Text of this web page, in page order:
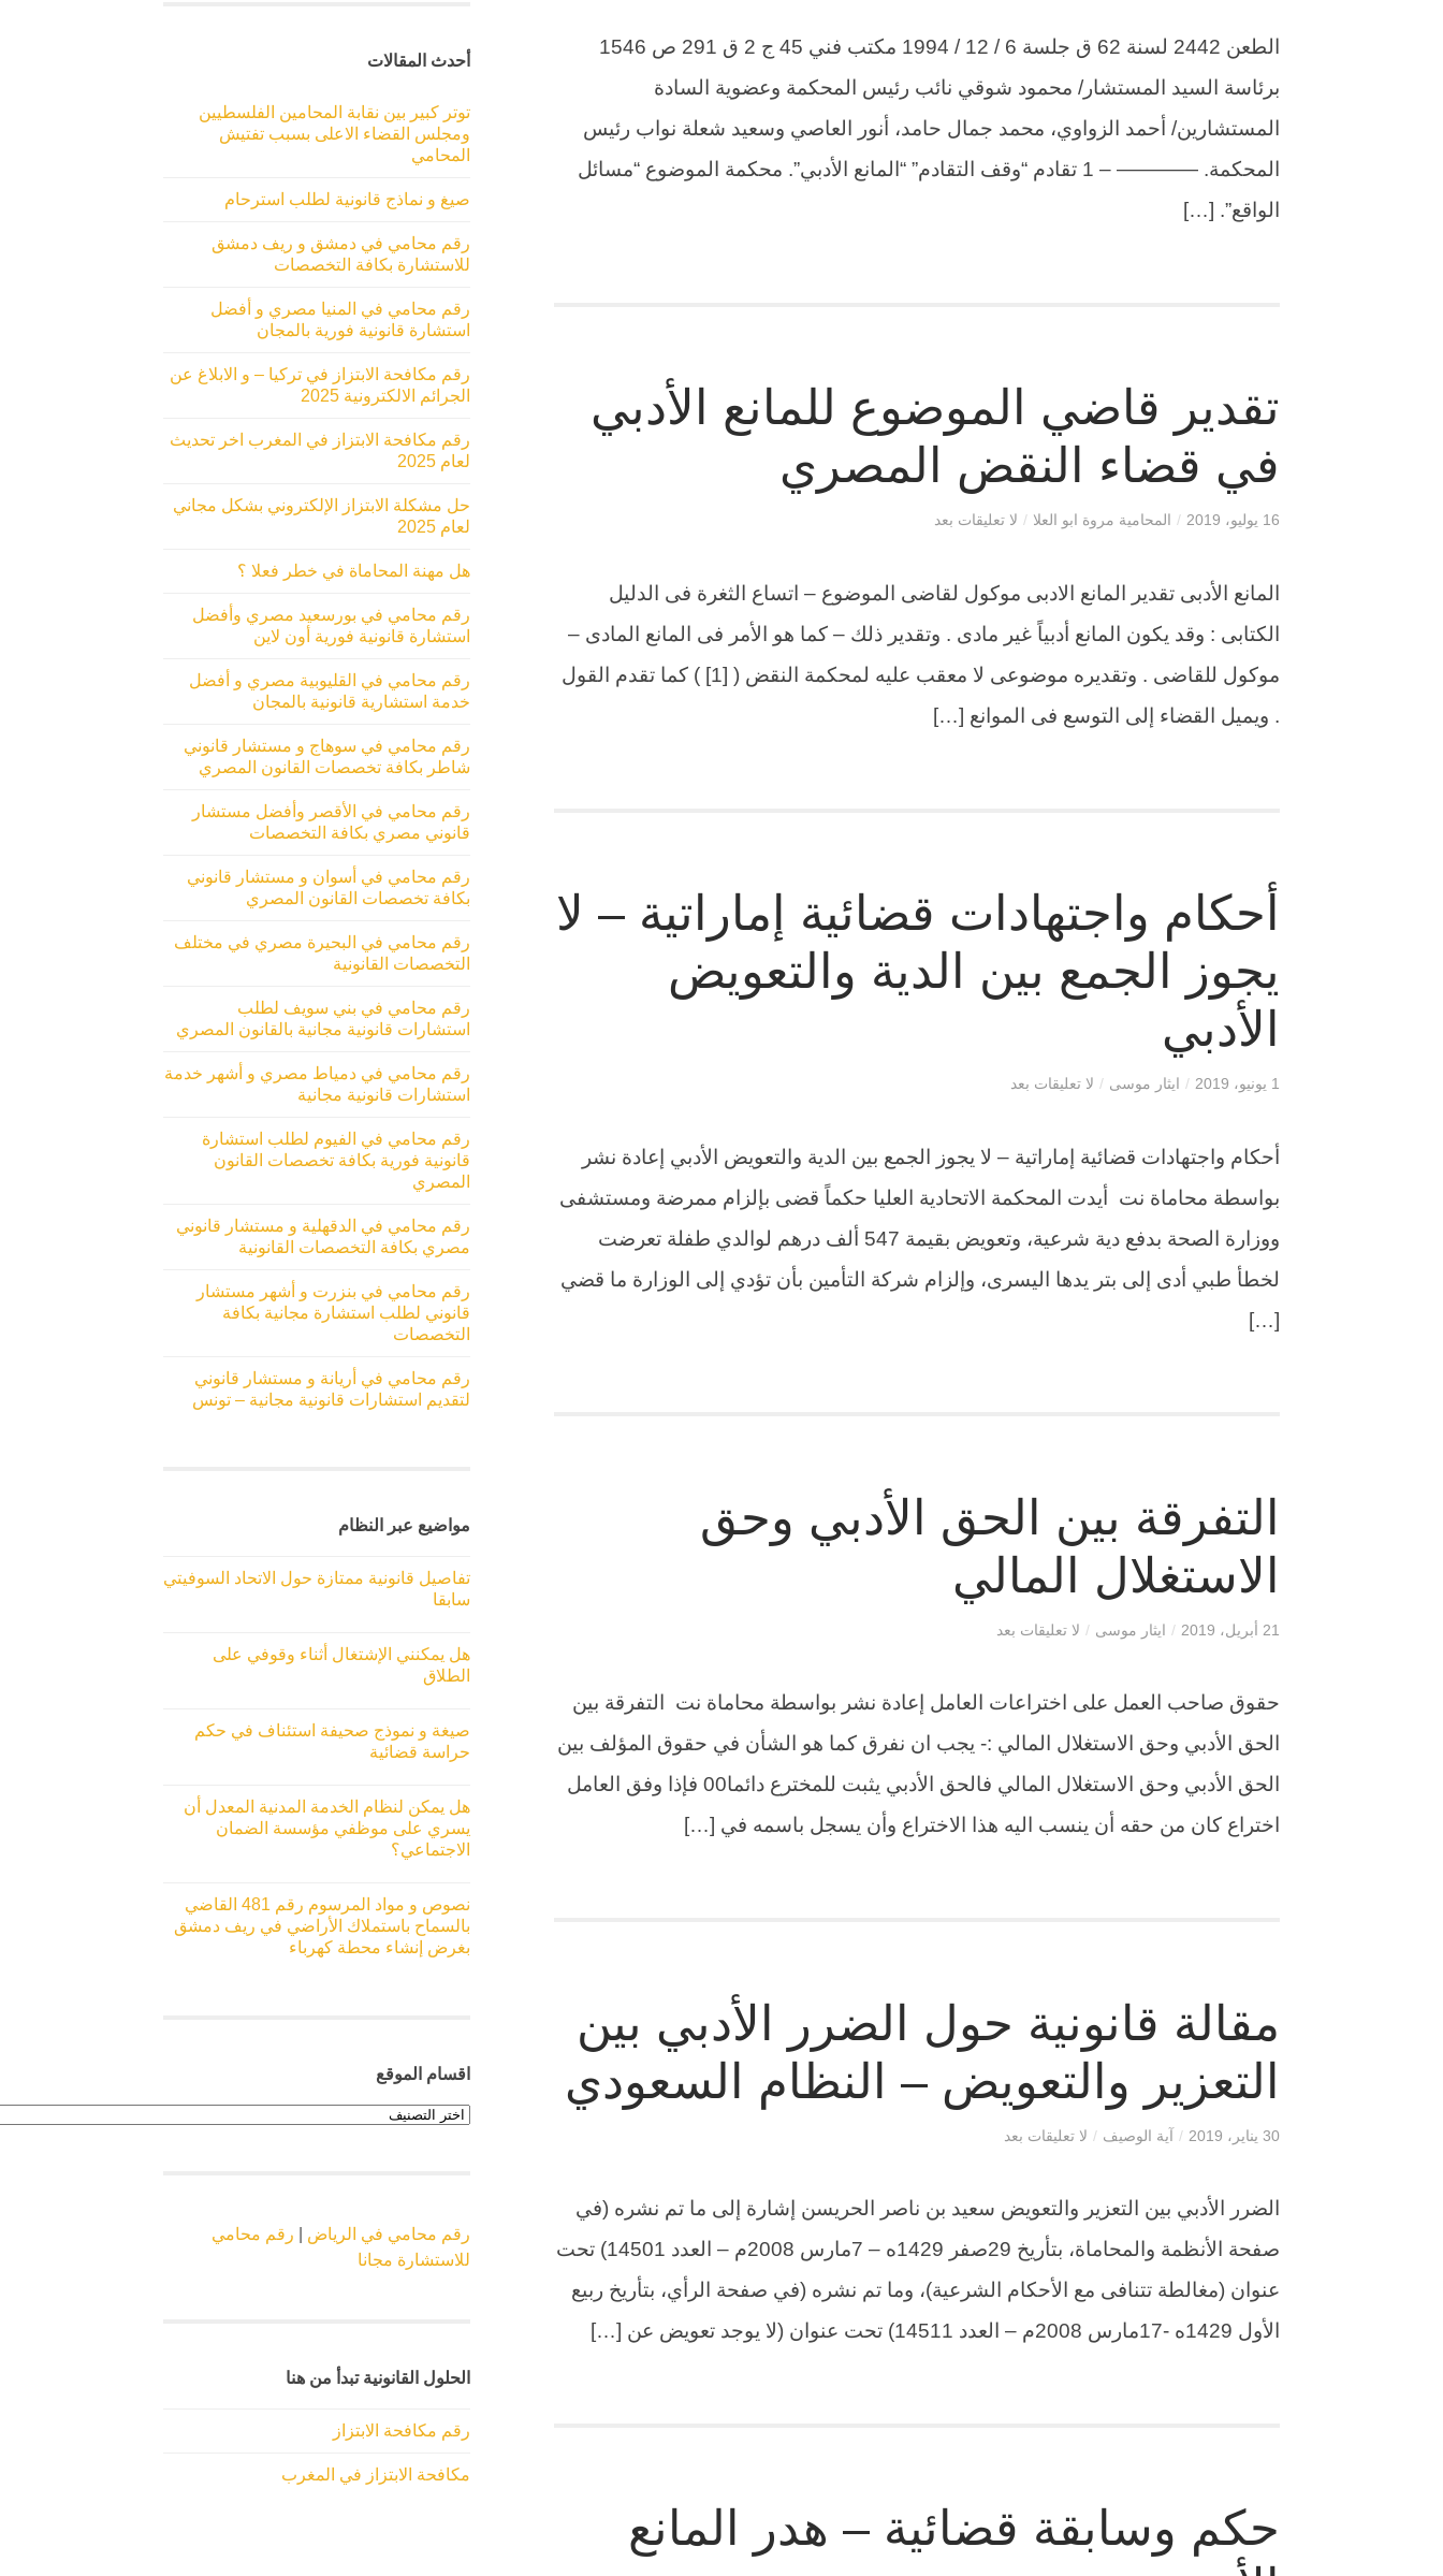
الطعن 2442 لسنة 62 ق جلسة 6 / 12 / 1994 مكتب فني 45 ج 2 ق 291 ص 1546
برئاسة السيد المستشار/ محمود شوقي نائب رئيس المحكمة وعضوية السادة
المستشارين/ أحمد الزواوي، محمد جمال حامد، أنور العاصي وسعيد شعلة نواب رئيس
المحكمة. ———— – 1 تقادم “وقف التقادم” “المانع الأدبي”. محكمة الموضوع “مسائل
الواقع”. […]
تقدير قاضي الموضوع للمانع الأدبي
في قضاء النقض المصري
16 يوليو، 2019 / المحامية مروة ابو العلا / لا تعليقات بعد
المانع الأدبى تقدير المانع الادبى موكول لقاضى الموضوع – اتساع الثغرة فى الدليل
الكتابى : وقد يكون المانع أدبياً غير مادى . وتقدير ذلك – كما هو الأمر فى المانع المادى –
موكول للقاضى . وتقديره موضوعى لا معقب عليه لمحكمة النقض ( [1] ) كما تقدم القول
. ويميل القضاء إلى التوسع فى الموانع […]
أحكام واجتهادات قضائية إماراتية – لا
يجوز الجمع بين الدية والتعويض
الأدبي
1 يونيو، 2019 / ايثار موسى / لا تعليقات بعد
أحكام واجتهادات قضائية إماراتية – لا يجوز الجمع بين الدية والتعويض الأدبي إعادة نشر
بواسطة محاماة نت أيدت المحكمة الاتحادية العليا حكماً قضى بإلزام ممرضة ومستشفى
ووزارة الصحة بدفع دية شرعية، وتعويض بقيمة 547 ألف درهم لوالدي طفلة تعرضت
لخطأ طبي أدى إلى بتر يدها اليسرى، وإلزام شركة التأمين بأن تؤدي إلى الوزارة ما قضي
[…]
التفرقة بين الحق الأدبي وحق
الاستغلال المالي
21 أبريل، 2019 / ايثار موسى / لا تعليقات بعد
حقوق صاحب العمل على اختراعات العامل إعادة نشر بواسطة محاماة نت التفرقة بين
الحق الأدبي وحق الاستغلال المالي :- يجب ان نفرق كما هو الشأن في حقوق المؤلف بين
الحق الأدبي وحق الاستغلال المالي فالحق الأدبي يثبت للمخترع دائما00 فإذا وفق العامل
اختراع كان من حقه أن ينسب اليه هذا الاختراع وأن يسجل باسمه في […]
مقالة قانونية حول الضرر الأدبي بين
التعزير والتعويض – النظام السعودي
30 يناير، 2019 / آية الوصيف / لا تعليقات بعد
الضرر الأدبي بين التعزير والتعويض سعيد بن ناصر الحريسن إشارة إلى ما تم نشره (في
صفحة الأنظمة والمحاماة، بتأريخ 29صفر 1429ه – 7مارس 2008م – العدد 14501) تحت
عنوان (مغالطة تتنافى مع الأحكام الشرعية)، وما تم نشره (في صفحة الرأي، بتأريخ ربيع
الأول 1429ه -17مارس 2008م – العدد 14511) تحت عنوان (لا يوجد تعويض عن […]
حكم وسابقة قضائية – هدر المانع
أحدث المقالات
توتر كبير بين نقابة المحامين الفلسطيين
ومجلس القضاء الاعلى بسبب تفتيش
المحامي
صيغ و نماذج قانونية لطلب استرحام
رقم محامي في دمشق و ريف دمشق
للاستشارة بكافة التخصصات
رقم محامي في المنيا مصري و أفضل
استشارة قانونية فورية بالمجان
رقم مكافحة الابتزاز في تركيا – و الابلاغ عن
الجرائم الالكترونية 2025
رقم مكافحة الابتزاز في المغرب اخر تحديث
لعام 2025
حل مشكلة الابتزاز الإلكتروني بشكل مجاني
لعام 2025
هل مهنة المحاماة في خطر فعلا ؟
رقم محامي في بورسعيد مصري وأفضل
استشارة قانونية فورية أون لاين
رقم محامي في القليوبية مصري و أفضل
خدمة استشارية قانونية بالمجان
رقم محامي في سوهاج و مستشار قانوني
شاطر بكافة تخصصات القانون المصري
رقم محامي في الأقصر وأفضل مستشار
قانوني مصري بكافة التخصصات
رقم محامي في أسوان و مستشار قانوني
بكافة تخصصات القانون المصري
رقم محامي في البحيرة مصري في مختلف
التخصصات القانونية
رقم محامي في بني سويف لطلب
استشارات قانونية مجانية بالقانون المصري
رقم محامي في دمياط مصري و أشهر خدمة
استشارات قانونية مجانية
رقم محامي في الفيوم لطلب استشارة
قانونية فورية بكافة تخصصات القانون
المصري
رقم محامي في الدقهلية و مستشار قانوني
مصري بكافة التخصصات القانونية
رقم محامي في بنزرت و أشهر مستشار
قانوني لطلب استشارة مجانية بكافة
التخصصات
رقم محامي في أريانة و مستشار قانوني
لتقديم استشارات قانونية مجانية – تونس
مواضيع عبر النظام
تفاصيل قانونية ممتازة حول الاتحاد السوفيتي
سابقا
هل يمكنني الإشتغال أثناء وقوفي على
الطلاق
صيغة و نموذج صحيفة استئناف في حكم
حراسة قضائية
هل يمكن لنظام الخدمة المدنية المعدل أن
يسري على موظفي مؤسسة الضمان
الاجتماعي؟
نصوص و مواد المرسوم رقم 481 القاضي
بالسماح باستملاك الأراضي في ريف دمشق
بغرض إنشاء محطة كهرباء
اقسام الموقع
اقسام
الموقع
رقم محامي في الرياض
رقم محامي
للاستشارة مجانا
الحلول القانونية تبدأ من هنا
رقم مكافحة الابتزاز
مكافحة الابتزاز في المغرب